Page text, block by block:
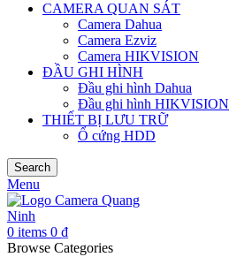
CAMERA QUAN SÁT
Camera Dahua
Camera Ezviz
Camera HIKVISION
ĐẦU GHI HÌNH
Đầu ghi hình Dahua
Đầu ghi hình HIKVISION
THIẾT BỊ LƯU TRỮ
Ổ cứng HDD
Search
Menu
0 items 0 ₫
Browse Categories